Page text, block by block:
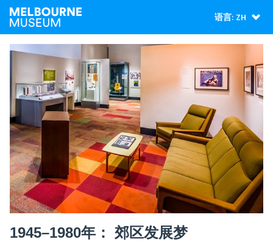
语言: ZH
1945–1980年： 郊区发展梦